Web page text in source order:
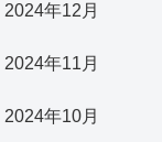
2024年12月
2024年11月
2024年10月